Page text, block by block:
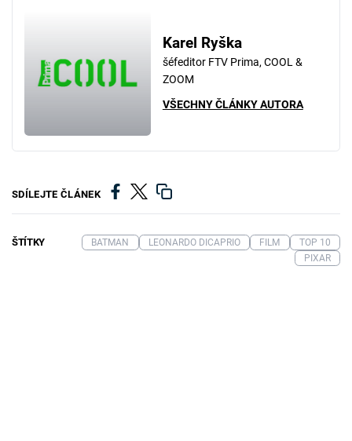
Karel Ryška
šéfeditor FTV Prima, COOL &
ZOOM
VŠECHNY ČLÁNKY AUTORA
SDÍLEJTE ČLÁNEK
ŠTÍTKY BATMAN LEONARDO DICAPRIO FILM
TOP 10
PIXAR